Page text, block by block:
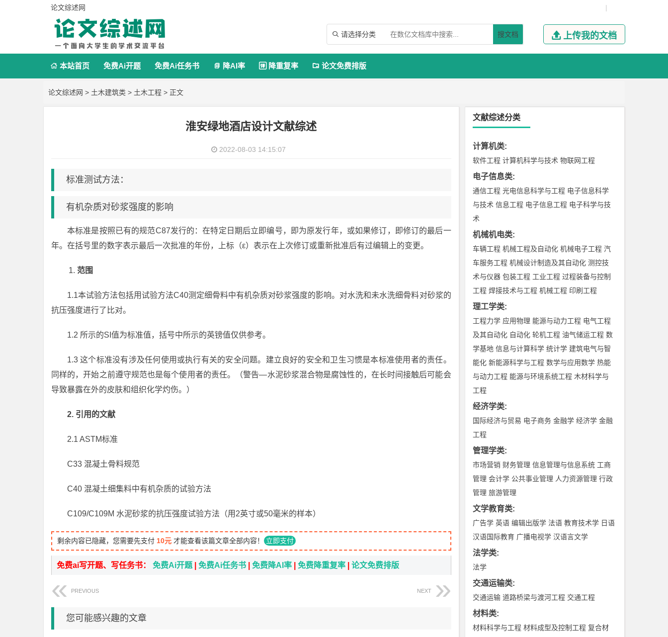
论文综述网 |
 请选择分类 搜文档  上传我的文档
 本站首页 免费Ai开题 免费Ai任务书  降AI率  降重复率  论文免费排版
论文综述网 > 土木建筑类 > 土木工程 > 正文
淮安绿地酒店设计文献综述
2022-08-03 14:15:07
标准测试方法：
有机杂质对砂浆强度的影响
本标准是按照已有的规范C87发行的：在特定日期后立即编号，即为原发行年，或如果修订，即修订的最后一
年。在括号里的数字表示最后一次批准的年份，上标（ε）表示在上次修订或重新批准后有过编辑上的变更。
范围
1.1本试验方法包括用试验方法C40测定细骨料中有机杂质对砂浆强度的影响。对水洗和未水洗细骨料对砂浆的
抗压强度进行了比对。
1.2 所示的SI值为标准值，括号中所示的英镑值仅供参考。
1.3 这个标准没有涉及任何使用或执行有关的安全问题。建立良好的安全和卫生习惯是本标准使用者的责任。
同样的，开始之前遵守规范也是每个使用者的责任。（警告—水泥砂浆混合物是腐蚀性的，在长时间接触后可能会
导致暴露在外的皮肤和组织化学灼伤。）
2. 引用的文献
2.1 ASTM标准
C33 混凝土骨料规范
C40 混凝土细集料中有机杂质的试验方法
C109/C109M 水泥砂浆的抗压强度试验方法（用2英寸或50毫米的样本）
剩余内容已隐藏，您需要先支付 10元 才能查看该篇文章全部内容！ 立即支付
免费ai写开题、写任务书： 免费Ai开题 免费Ai任务书 免费降AI率 免费降重复率 论文免费排版
PREVIOUS NEXT
您可能感兴趣的文章
文献综述分类
计算机类:
软件工程 计算机科学与技术 物联网工程
电子信息类:
通信工程 光电信息科学与工程 电子信息科学
与技术 信息工程 电子信息工程 电子科学与技
术
机械机电类:
车辆工程 机械工程及自动化 机械电子工程 汽
车服务工程 机械设计制造及其自动化 测控技
术与仪器 包装工程 工业工程 过程装备与控制
工程 焊接技术与工程 机械工程 印刷工程
理工学类:
工程力学 应用物理 能源与动力工程 电气工程
及其自动化 自动化 轮机工程 油气储运工程 数
学基地 信息与计算科学 统计学 建筑电气与智
能化 新能源科学与工程 数学与应用数学 热能
与动力工程 能源与环境系统工程 木材科学与
工程
经济学类:
国际经济与贸易 电子商务 金融学 经济学 金融
工程
管理学类:
市场营销 财务管理 信息管理与信息系统 工商
管理 会计学 公共事业管理 人力资源管理 行政
管理 旅游管理
文学教育类:
广告学 英语 编辑出版学 法语 教育技术学 日语
汉语国际教育 广播电视学 汉语言文学
法学类:
法学
交通运输类:
交通运输 道路桥梁与渡河工程 交通工程
材料类:
材料科学与工程 材料成型及控制工程 复合材